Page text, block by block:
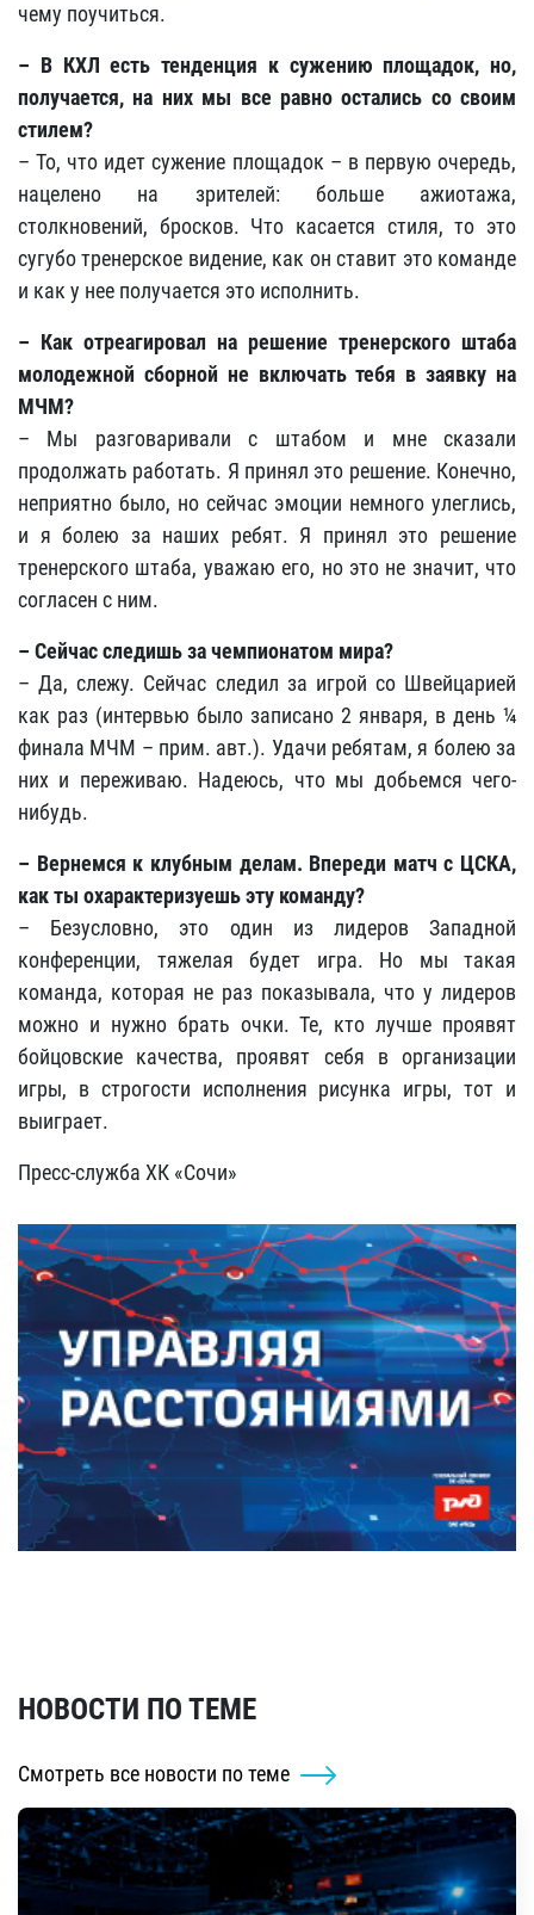
чему поучиться.
– В КХЛ есть тенденция к сужению площадок, но,
получается, на них мы все равно остались со своим
стилем?
– То, что идет сужение площадок – в первую очередь,
нацелено на зрителей: больше ажиотажа,
столкновений, бросков. Что касается стиля, то это
сугубо тренерское видение, как он ставит это команде
и как у нее получается это исполнить.
– Как отреагировал на решение тренерского штаба
молодежной сборной не включать тебя в заявку на
МЧМ?
– Мы разговаривали с штабом и мне сказали
продолжать работать. Я принял это решение. Конечно,
неприятно было, но сейчас эмоции немного улеглись,
и я болею за наших ребят. Я принял это решение
тренерского штаба, уважаю его, но это не значит, что
согласен с ним.
– Сейчас следишь за чемпионатом мира?
– Да, слежу. Сейчас следил за игрой со Швейцарией
как раз (интервью было записано 2 января, в день ¼
финала МЧМ – прим. авт.). Удачи ребятам, я болею за
них и переживаю. Надеюсь, что мы добьемся чего-
нибудь.
– Вернемся к клубным делам. Впереди матч с ЦСКА,
как ты охарактеризуешь эту команду?
– Безусловно, это один из лидеров Западной
конференции, тяжелая будет игра. Но мы такая
команда, которая не раз показывала, что у лидеров
можно и нужно брать очки. Те, кто лучше проявят
бойцовские качества, проявят себя в организации
игры, в строгости исполнения рисунка игры, тот и
выиграет.
Пресс-служба ХК «Сочи»
НОВОСТИ ПО ТЕМЕ
Смотреть все новости по теме